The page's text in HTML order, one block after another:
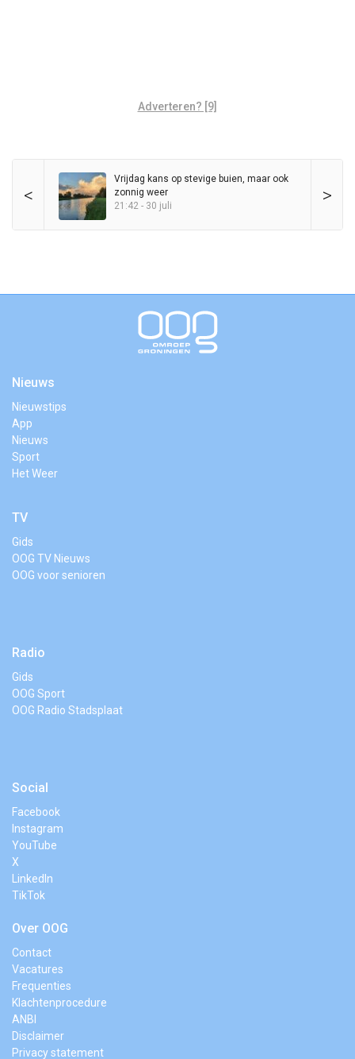
Adverteren? [9]
< >
Vrijdag kans op stevige buien, maar ook
zonnig weer
21:42 - 30 juli
Nieuws
Nieuwstips
App
Nieuws
Sport
Het Weer
TV
Gids
OOG TV Nieuws
OOG voor senioren
Radio
Gids
OOG Sport
OOG Radio Stadsplaat
Social
Facebook
Instagram
YouTube
X
LinkedIn
TikTok
Over OOG
Contact
Vacatures
Frequenties
Klachtenprocedure
ANBI
Disclaimer
Privacy statement